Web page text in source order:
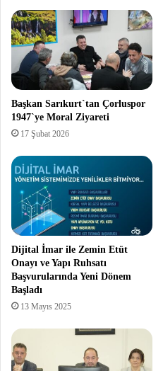
Başkan Sarıkurt`tan Çorluspor
1947`ye Moral Ziyareti
17 Şubat 2026
Dijital İmar ile Zemin Etüt
Onayı ve Yapı Ruhsatı
Başvurularında Yeni Dönem
Başladı
13 Mayıs 2025